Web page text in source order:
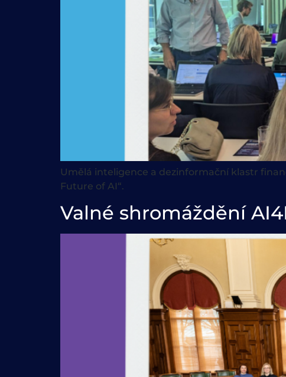
Umělá inteligence a dezinformační klastr
Future of AI“.
Valné shromáždění